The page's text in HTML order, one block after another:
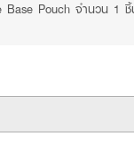
Pouch จำนวน 1